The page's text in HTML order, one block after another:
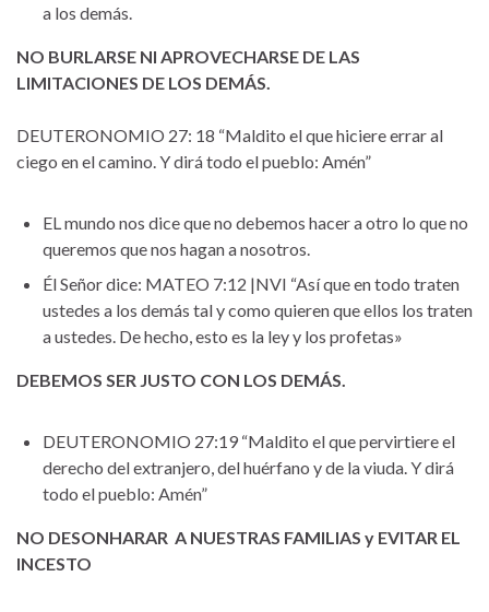
a los demás.
NO BURLARSE NI APROVECHARSE DE LAS
LIMITACIONES DE LOS DEMÁS.
DEUTERONOMIO 27: 18 “Maldito el que hiciere errar al
ciego en el camino. Y dirá todo el pueblo: Amén”
EL mundo nos dice que no debemos hacer a otro lo que no
queremos que nos hagan a nosotros.
Él Señor dice: MATEO 7:12 |NVI “Así que en todo traten
ustedes a los demás tal y como quieren que ellos los traten
a ustedes. De hecho, esto es la ley y los profetas»
DEBEMOS SER JUSTO CON LOS DEMÁS.
DEUTERONOMIO 27:19 “Maldito el que pervirtiere el
derecho del extranjero, del huérfano y de la viuda. Y dirá
todo el pueblo: Amén”
NO DESONHARAR A NUESTRAS FAMILIAS y EVITAR EL
INCESTO